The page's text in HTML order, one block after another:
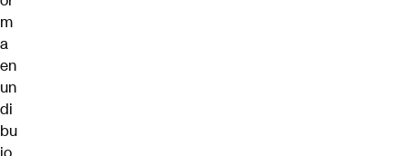
m
a
en
un
di
bu